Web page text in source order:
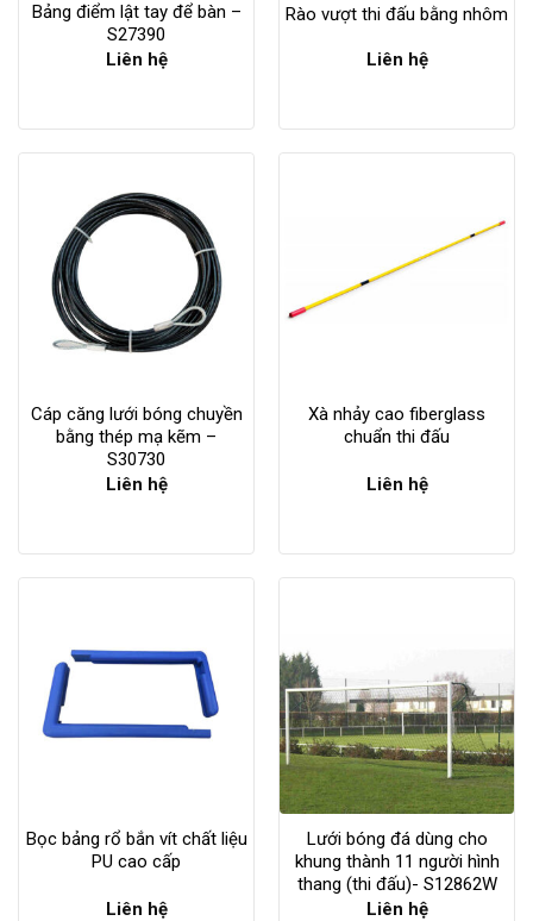
Bảng điểm lật tay để bàn –
S27390
Liên hệ
Rào vượt thi đấu bằng nhôm
Liên hệ
Cáp căng lưới bóng chuyền
bằng thép mạ kẽm –
S30730
Liên hệ
Xà nhảy cao fiberglass
chuẩn thi đấu
Liên hệ
Bọc bảng rổ bắn vít chất liệu
PU cao cấp
Liên hệ
Lưới bóng đá dùng cho
khung thành 11 người hình
thang (thi đấu)- S12862W
Liên hệ